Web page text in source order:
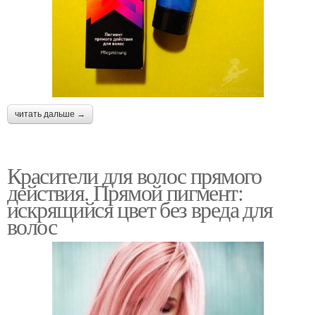
читать дальше →
Красители для волос прямого
действия. Прямой пигмент:
искрящийся цвет без вреда для
волос